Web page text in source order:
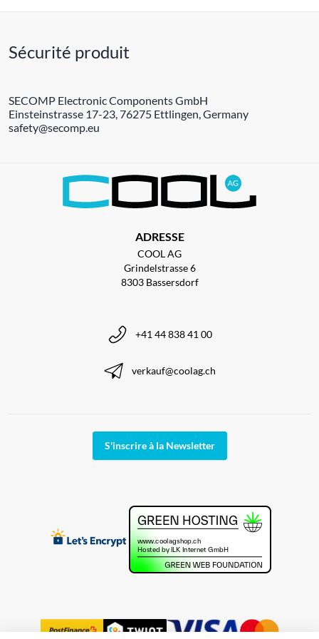
Sécurité produit
SECOMP Electronic Components GmbH
Einsteinstrasse 17-23, 76275 Ettlingen, Germany
safety@secomp.eu
ADRESSE
COOL AG
Grindelstrasse 6
8303 Bassersdorf
+41 44 838 41 00
verkauf@coolag.ch
S'inscrire à la Newsletter